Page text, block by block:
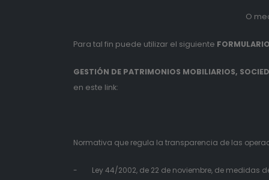
O
Para tal fin puede utilizar el siguiente
GESTIÓN DE PATRIMONIOS MOBILIARIOS,
en este link:
Normativa que regula la transparencia de las
- Ley 44/2002, de 22 de noviembre, de medidas